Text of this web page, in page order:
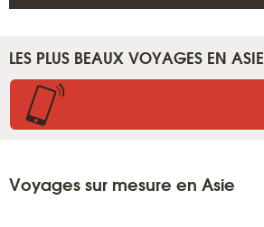
LES PLUS BEAUX VOYAGES EN ASIE
Voyages sur mesure en Asie